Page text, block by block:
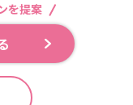
を提案